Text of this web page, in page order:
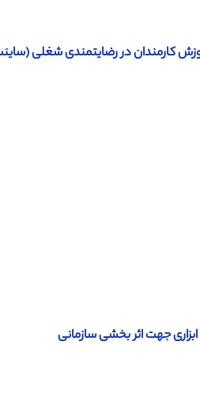
جهت اثر بخشی سازمانی